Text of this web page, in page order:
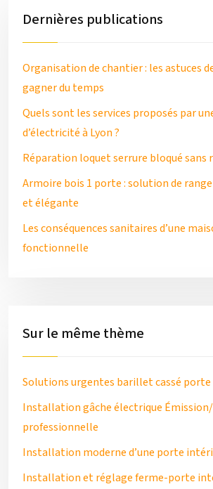
Dernières publications
Organisation de chantier : les astuces
gagner du temps
Quels sont les services proposés par
d’électricité à Lyon ?
Réparation loquet serrure bloqué
Armoire bois 1 porte : solution de
et élégante
Les conséquences sanitaires d’une
fonctionnelle
Sur le même thème
Solutions urgentes barillet cassé porte
Installation gâche électrique
professionnelle
Installation moderne d’une porte
Installation et réglage ferme-porte